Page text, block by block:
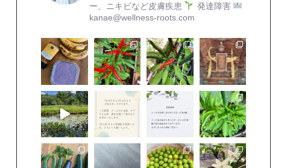
ー、ニキビなど皮膚疾患
発達障害
kanae@wellness-roots.com